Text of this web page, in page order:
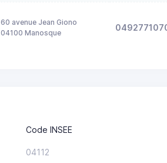
60 avenue Jean Giono
04100 Manosque
Code INSEE
04112